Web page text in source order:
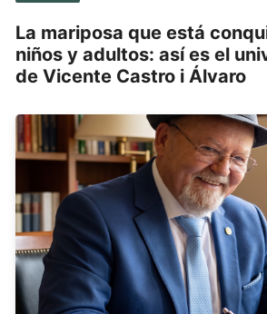
La mariposa que está
niños y adultos: así es el
de Vicente Castro i Álvaro